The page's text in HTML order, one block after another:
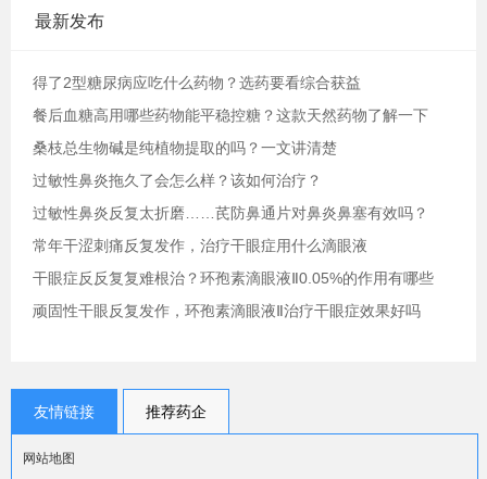
最新发布
得了2型糖尿病应吃什么药物？选药要看综合获益
餐后血糖高用哪些药物能平稳控糖？这款天然药物了解一下
桑枝总生物碱是纯植物提取的吗？一文讲清楚
过敏性鼻炎拖久了会怎么样？该如何治疗？
过敏性鼻炎反复太折磨……芪防鼻通片对鼻炎鼻塞有效吗？
常年干涩刺痛反复发作，治疗干眼症用什么滴眼液
干眼症反反复复难根治？环孢素滴眼液Ⅱ0.05%的作用有哪些
顽固性干眼反复发作，环孢素滴眼液Ⅱ治疗干眼症效果好吗
友情链接 推荐药企
网站地图